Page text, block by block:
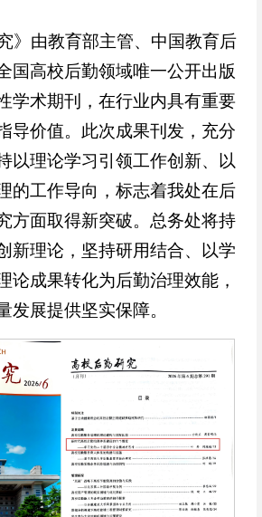
》由教育部主管、中国教育后
国高校后勤领域唯一公开出版
学术期刊，在行业内具有重要
导价值。此次成果刊发，充分
以理论学习引领工作创新、以
的工作导向，标志着我处在后
方面取得新突破。总务处将持
新理论，坚持研用结合、以学
论成果转化为后勤治理效能，
发展提供坚实保障。